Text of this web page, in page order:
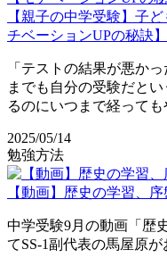
【親子の中学受験】子
チベーションUPの秘訣】
「テストの結果が悪か
までも自分の受験だと
るのにいつまで経っても
2025/05/14
勉強方法
【動画】歴史の学習、
中学受験9月の動画「歴
てSS-1副代表の馬屋原が